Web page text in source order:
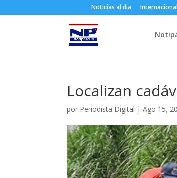
Noticias al dia
Localizan
por Periodista Digital |Ago 15,